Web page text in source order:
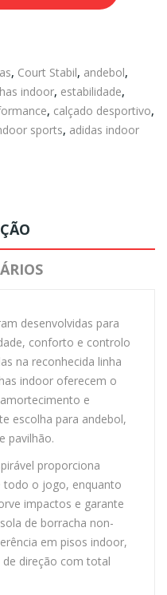
, Court Stabil, andebol,
indoor, estabilidade,
, calçado desportivo,
sports, adidas indoor
desenvolvidas para
conforto e controlo
na reconhecida linha
indoor oferecem o
e
escolha para andebol,
pavilhão.
proporciona
o jogo, enquanto
impactos e garante
de borracha non-
em pisos indoor,
direção com total